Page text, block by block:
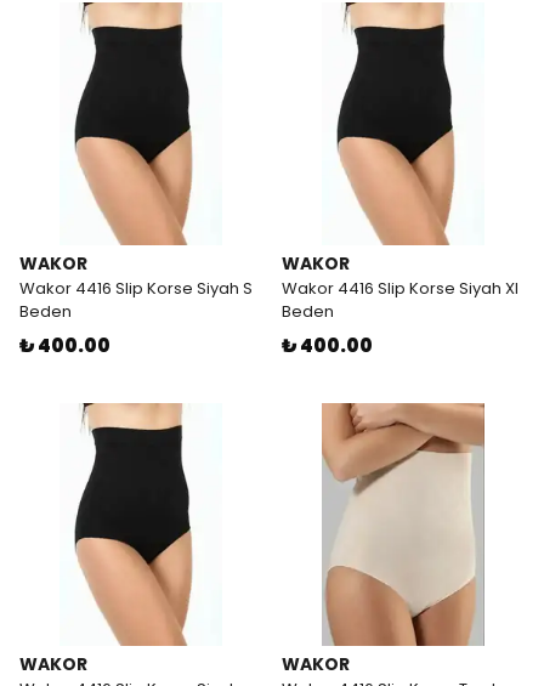
WAKOR
Wakor 4416 Slip Korse Siyah S
Beden
₺ 400.00
WAKOR
Wakor 4416 Slip Korse Siyah Xl
Beden
₺ 400.00
WAKOR WAKOR